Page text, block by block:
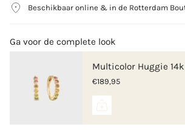
Per stuk verkocht
Beschikbaar online & in de Rotterdam
Ga voor de complete look
Multicolor Huggie
€189,95